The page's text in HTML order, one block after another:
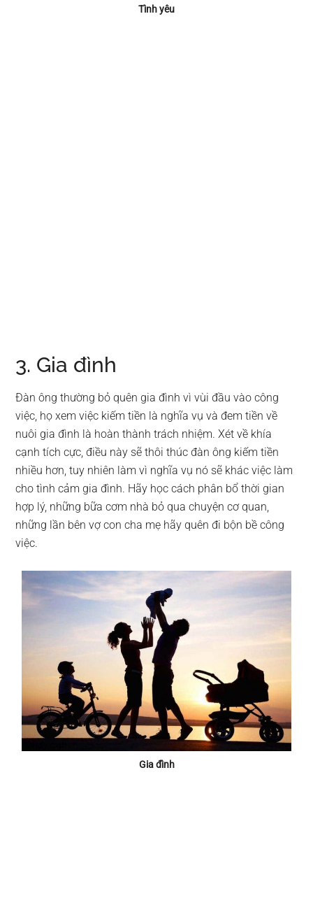
Tình yêu
3. Gia đình
Đàn ông thường bỏ quên gia đình vì vùi đầu vào công
việc, họ xem việc kiếm tiền là nghĩa vụ và đem tiền về
nuôi gia đình là hoàn thành trách nhiệm. Xét về khía
cạnh tích cực, điều này sẽ thôi thúc đàn ông kiếm tiền
nhiều hơn, tuy nhiên làm vì nghĩa vụ nó sẽ khác việc làm
cho tình cảm gia đình. Hãy học cách phân bổ thời gian
hợp lý, những bữa cơm nhà bỏ qua chuyện cơ quan,
những lần bên vợ con cha mẹ hãy quên đi bộn bề công
việc.
Gia đình